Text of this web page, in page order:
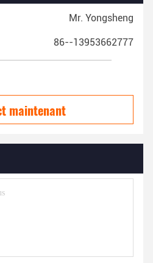
Mr. Yongsheng
86--13953662777
maintenant